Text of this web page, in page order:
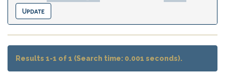
Results 1-1 of 1 (Search time: 0.001 seconds).